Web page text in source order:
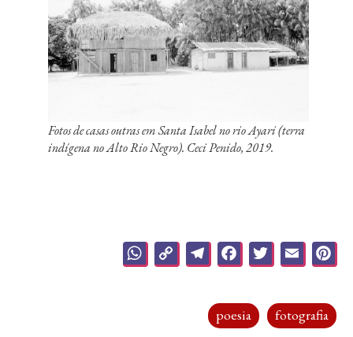
Fotos de casas outras em Santa Isabel no rio Ayari (terra
indígena no Alto Rio Negro). Ceci Penido, 2019.
WhatsApp
CopyTelegram
Facebook
Twitter
poesia fotografia